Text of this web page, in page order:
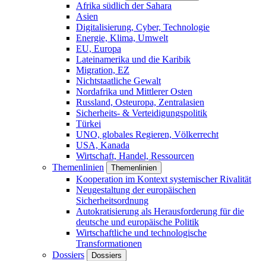
Afrika südlich der Sahara
Asien
Digitalisierung, Cyber, Technologie
Energie, Klima, Umwelt
EU, Europa
Lateinamerika und die Karibik
Migration, EZ
Nichtstaatliche Gewalt
Nordafrika und Mittlerer Osten
Russland, Osteuropa, Zentralasien
Sicherheits- & Verteidigungspolitik
Türkei
UNO, globales Regieren, Völkerrecht
USA, Kanada
Wirtschaft, Handel, Ressourcen
Themenlinien
Themenlinien
Kooperation im Kontext systemischer Rivalität
Neugestaltung der europäischen
Sicherheitsordnung
Autokratisierung als Herausforderung für die
deutsche und europäische Politik
Wirtschaftliche und technologische
Transformationen
Dossiers
Dossiers